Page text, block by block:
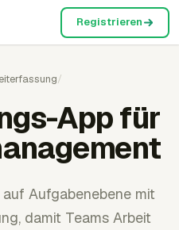
Registrieren
/
App für
Aufgabenebene mit
damit Teams Arbeit